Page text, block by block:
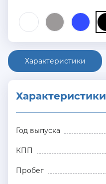
Характеристики
Характеристики
Год выпуска
КПП
Пробег